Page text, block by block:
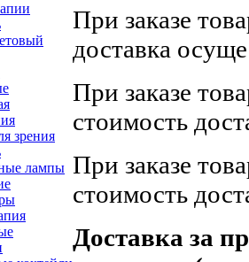
зрения
лампы
При заказе
доставка
При заказе
стоимость
При заказе
стоимость
Доставка за